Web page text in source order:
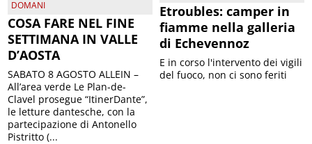
DOMANI
COSA FARE NEL FINE
SETTIMANA IN VALLE
D’AOSTA
SABATO 8 AGOSTO ALLEIN –
All’area verde Le Plan-de-
Clavel prosegue “ItinerDante”,
le letture dantesche, con la
partecipazione di Antonello
Pistritto (...
Etroubles: camper in
fiamme nella galleria
di Echevennoz
E in corso l'intervento dei vigili
del fuoco, non ci sono feriti